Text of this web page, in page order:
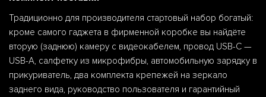
Традиционно для производителя стартовый набор богатый:
кроме самого гаджета в фирменной коробке вы найдёте
вторую (заднюю) камеру с видеокабелем, провод USB-С —
USB-A, салфетку из микрофибры, автомобильную зарядку в
прикуриватель, два комплекта крепежей на зеркало
заднего вида, руководство пользователя и гарантийный